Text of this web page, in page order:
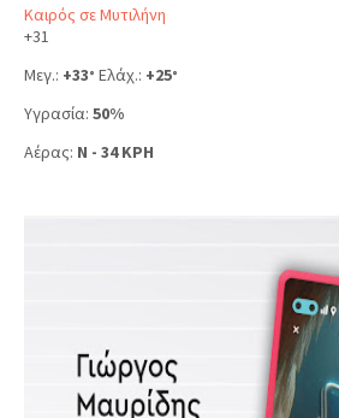
Καιρός σε Μυτιλήνη
+31
Μεγ.: +33° Ελάχ.: +25°
Υγρασία: 50%
Αέρας: N - 34 KPH